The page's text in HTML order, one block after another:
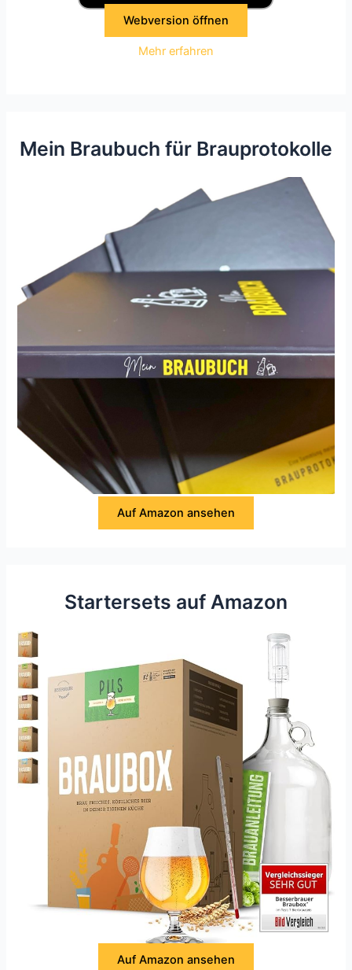
Webversion öffnen
Mehr erfahren
Mein Braubuch für Brauprotokolle
Auf Amazon ansehen
Startersets auf Amazon
Auf Amazon ansehen